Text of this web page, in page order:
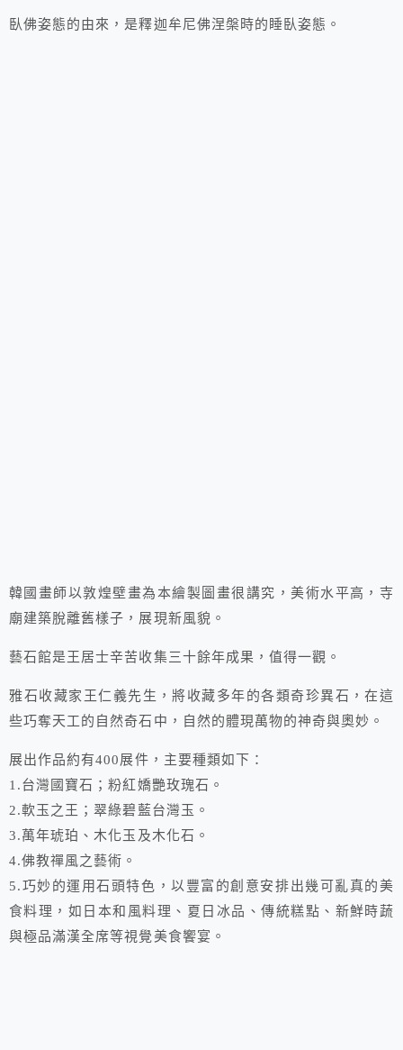
臥佛姿態的由來，是釋迦牟尼佛涅槃時的睡臥姿態。
韓國畫師以敦煌壁畫為本繪製圖畫很講究，美術水平高，寺
廟建築脫離舊樣子，展現新風貌。
藝石館是王居士辛苦收集三十餘年成果，值得一觀。
雅石收藏家王仁義先生，將收藏多年的各類奇珍異石，在這
些巧奪天工的自然奇石中，自然的體現萬物的神奇與奧妙。
展出作品約有400展件，主要種類如下：
1.台灣國寶石；粉紅嬌艷玫瑰石。
2.軟玉之王；翠綠碧藍台灣玉。
3.萬年琥珀、木化玉及木化石。
4.佛教禪風之藝術。
5.巧妙的運用石頭特色，以豐富的創意安排出幾可亂真的美
食料理，如日本和風料理、夏日冰品、傳統糕點、新鮮時蔬
與極品滿漢全席等視覺美食饗宴。